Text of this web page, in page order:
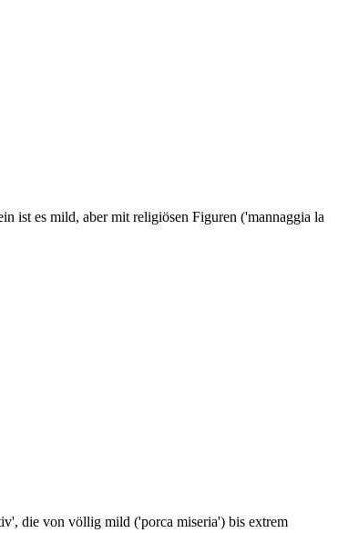
ist es mild, aber mit religiösen Figuren ('mannaggia la
die von völlig mild ('porca miseria') bis extrem